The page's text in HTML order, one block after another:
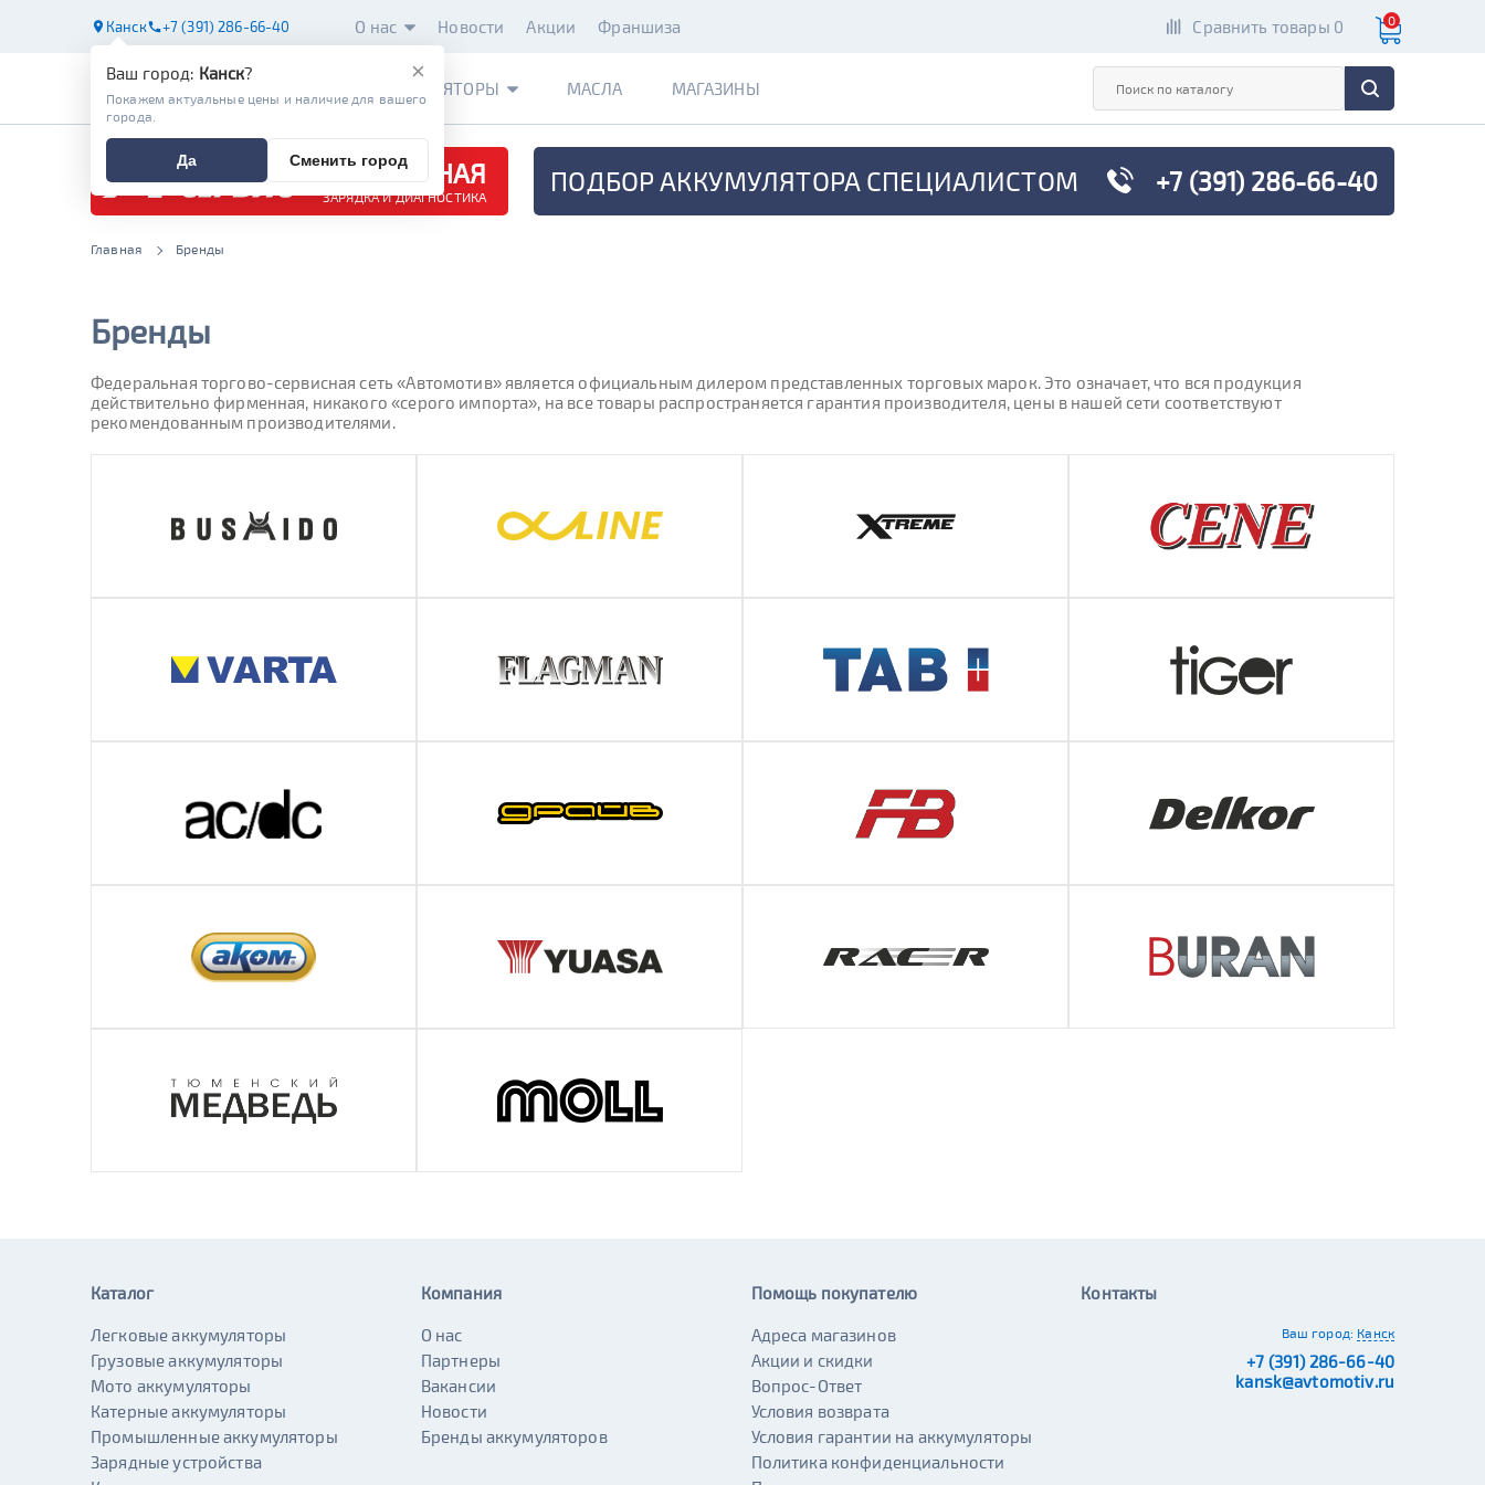
Канск +7 (391) 286-66-40 О нас Новости Акции Франшиза Сравнить товары 0 0
АККУМУЛЯТОРЫ МАСЛА МАГАЗИНЫ
БЕСПЛАТНАЯ
ЗАРЯДКА И ДИАГНОСТИКА ПОДБОР АККУМУЛЯТОРА СПЕЦИАЛИСТОМ +7 (391) 286-66-40
Главная Бренды
Бренды
Федеральная торгово-сервисная сеть «Автомотив» является официальным дилером представленных торговых марок. Это означает, что вся продукция
действительно фирменная, никакого «серого импорта», на все товары распространяется гарантия производителя, цены в нашей сети соответствуют
рекомендованным производителями.
×
Ваш город: Канск?
Покажем актуальные цены и наличие для вашего
города.
Да Сменить город
Каталог
Легковые аккумуляторы
Грузовые аккумуляторы
Мото аккумуляторы
Катерные аккумуляторы
Промышленные аккумуляторы
Зарядные устройства
Компания
О нас
Партнеры
Вакансии
Новости
Бренды аккумуляторов
Помощь покупателю
Адреса магазинов
Акции и скидки
Вопрос-Ответ
Условия возврата
Условия гарантии на аккумуляторы
Политика конфиденциальности
Контакты
Ваш город: Канск
+7 (391) 286-66-40
kansk@avtomotiv.ru